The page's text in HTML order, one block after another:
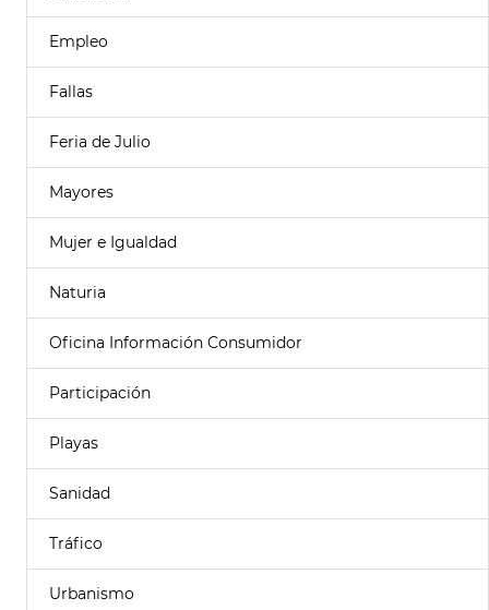
Empleo
Fallas
Feria de Julio
Mayores
Mujer e Igualdad
Naturia
Oficina Información Consumidor
Participación
Playas
Sanidad
Tráfico
Urbanismo